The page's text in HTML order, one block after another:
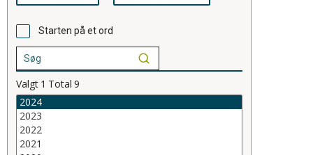
Starten på et ord
Valgt 1 Total 9